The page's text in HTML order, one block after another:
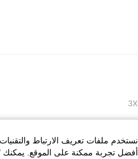
نستخدم ملفات تعريف الارتباط
أفضل تجربة ممكنة على الموقع. يمكنك